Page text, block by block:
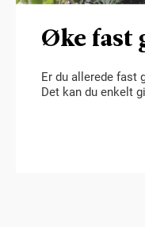
Øke fast
Er du allerede fast
Det kan du enkelt